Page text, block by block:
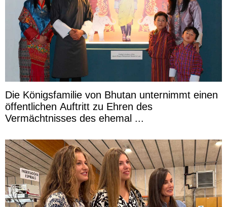
Die Königsfamilie von Bhutan unternimmt einen
öffentlichen Auftritt zu Ehren des
Vermächtnisses des ehemal ...